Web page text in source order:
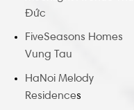
Đức
FiveSeasons Homes
Vung Tau
HaNoi Melody
Residences